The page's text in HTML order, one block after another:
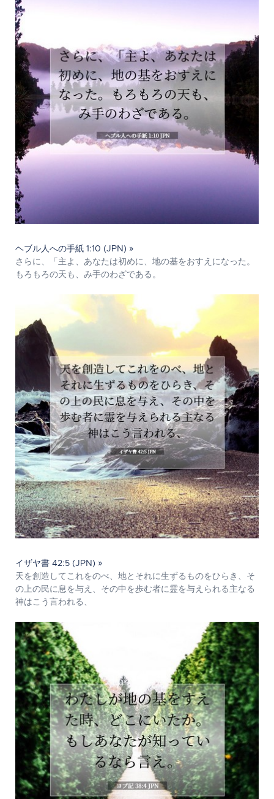
ヘブル人への手紙 1:10 (JPN) »
さらに、「主よ、あなたは初めに、地の基をおすえになった。
もろもろの天も、み手のわざである。
イザヤ書 42:5 (JPN) »
天を創造してこれをのべ、地とそれに生ずるものをひらき、そ
の上の民に息を与え、その中を歩む者に霊を与えられる主なる
神はこう言われる、